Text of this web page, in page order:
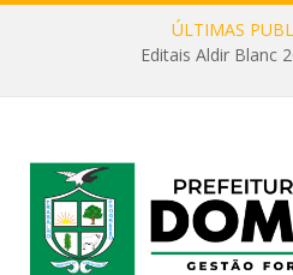
ÚLTIMAS
Editais Aldir Blanc